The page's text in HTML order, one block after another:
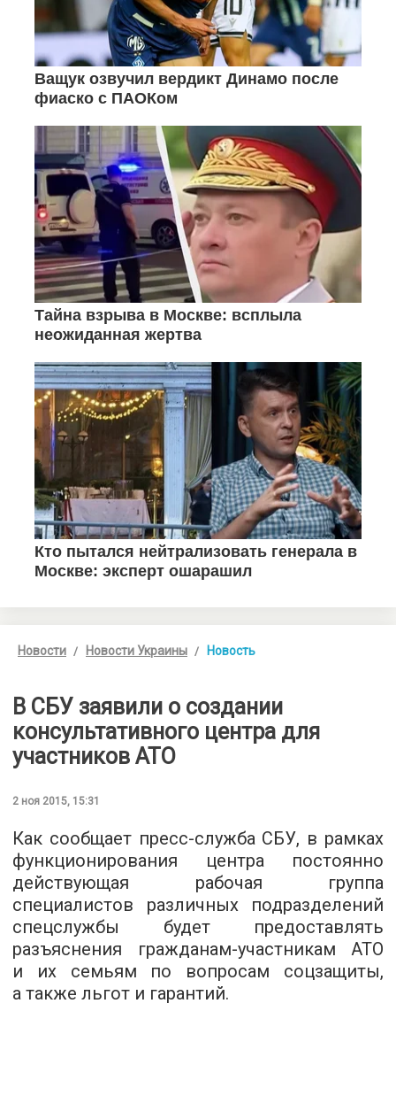
Новости Новости Украины Новость
В СБУ заявили о создании
консультативного центра для
участников АТО
2 ноя 2015, 15:31
Как сообщает пресс-служба СБУ, в рамках
функционирования центра постоянно
действующая рабочая группа
специалистов различных подразделений
спецслужбы будет предоставлять
разъяснения гражданам-участникам АТО
и их семьям по вопросам соцзащиты,
а также льгот и гарантий.